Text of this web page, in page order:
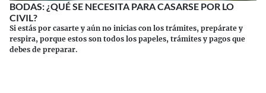
BODAS: ¿QUÉ SE NECESITA PARA CASARSE POR LO
CIVIL?
Si estás por casarte y aún no inicias con los trámites, prepárate y
respira, porque estos son todos los papeles, trámites y pagos que
debes de preparar.